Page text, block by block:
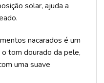
solar, ajuda a
nacarados é um
tom dourado da pele,
uma suave